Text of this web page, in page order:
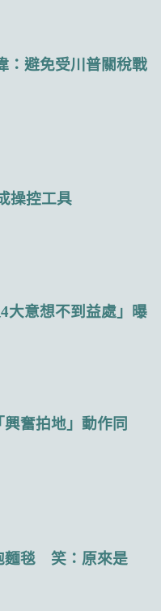
：避免受川普關稅戰
操控工具
意想不到益處」曝
奮拍地」動作同
麵毯 笑：原來是